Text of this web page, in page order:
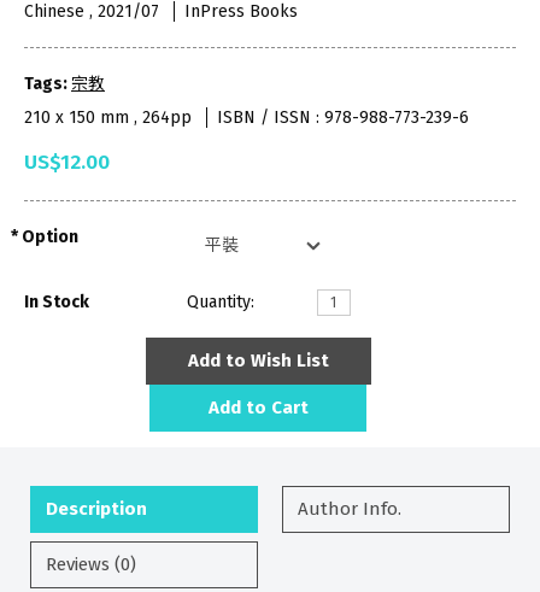
Chinese , 2021/07 InPress Books
Tags:宗教
210 x 150 mm , 264pp
ISBN / ISSN : 978-988-773-239-6
US$12.00
Option
In Stock Quantity:
Add to Wish List
Add to Cart
Description Author Info.
Reviews (0)